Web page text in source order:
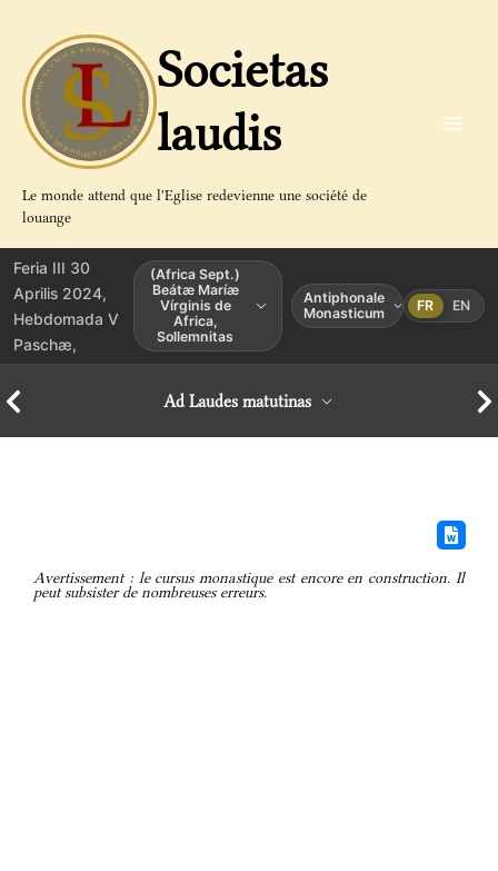
contenu
Societas
laudis
Le monde attend que l'Eglise redevienne une société de
louange
Feria III 30
Aprilis 2024,
Hebdomada V
Paschæ,
(Africa Sept.)
Beátæ Maríæ
Vírginis de
Africa,
Sollemnitas
Antiphonale
Monasticum
FR EN
Ad Laudes matutinas
Avertissement : le cursus monastique est encore en construction. Il
peut subsister de nombreuses erreurs.